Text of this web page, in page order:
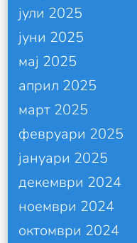
јули 2025
јуни 2025
мај 2025
април 2025
март 2025
февруари 2025
јануари 2025
декември 2024
ноември 2024
октомври 2024